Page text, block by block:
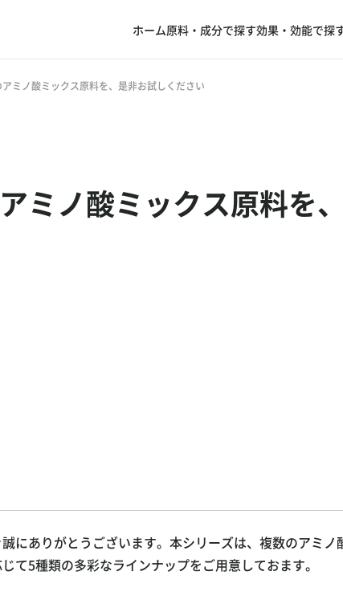
ホーム 原料・成分で探す効果・効能で探
ミノ酸ミックス原料を、是非お試しください
ミノ酸ミックス原料を
にありがとうございます。本シリーズは、複数のアミノ
て5種類の多彩なラインナップをご用意しておます。